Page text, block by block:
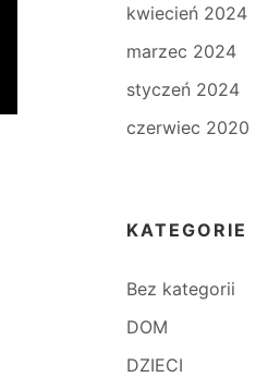
kwiecień 2024
marzec 2024
styczeń 2024
czerwiec 2020
KATEGORIE
Bez kategorii
DOM
DZIECI